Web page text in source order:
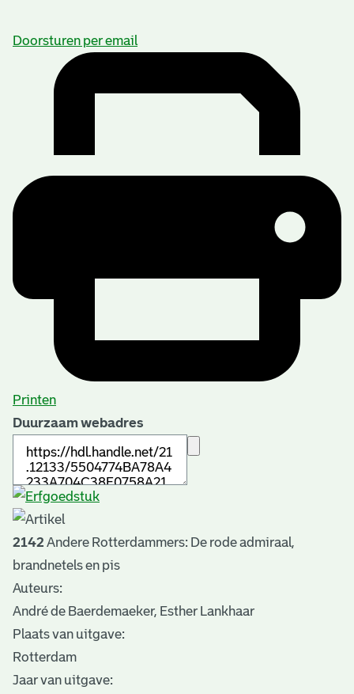
Doorsturen per email
Printen
Duurzaam webadres
2142 Andere Rotterdammers: De rode admiraal,
brandnetels en pis
Auteurs:
André de Baerdemaeker, Esther Lankhaar
Plaats van uitgave:
Rotterdam
Jaar van uitgave: